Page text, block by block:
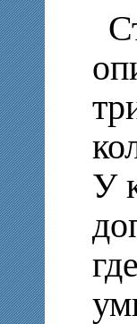
У